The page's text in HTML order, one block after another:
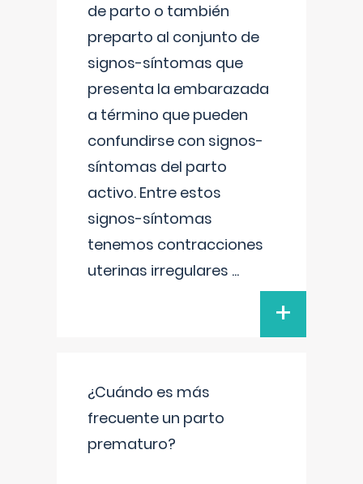
de parto o también
preparto al conjunto de
signos-síntomas que
presenta la embarazada
a término que pueden
confundirse con signos-
síntomas del parto
activo. Entre estos
signos-síntomas
tenemos contracciones
uterinas irregulares ...
+
¿Cuándo es más
frecuente un parto
prematuro?